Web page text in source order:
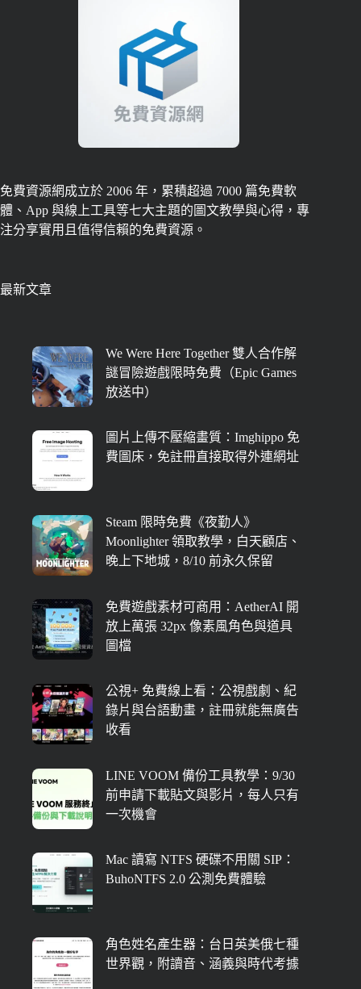
免費資源網成立於 2006 年，累積超過 7000 篇免費軟
體、App 與線上工具等七大主題的圖文教學與心得，專
注分享實用且值得信賴的免費資源。
最新文章
We Were Here Together 雙人合作解
謎冒險遊戲限時免費（Epic Games
放送中）
圖片上傳不壓縮畫質：Imghippo 免
費圖床，免註冊直接取得外連網址
Steam 限時免費《夜勤人》
Moonlighter 領取教學，白天顧店、
晚上下地城，8/10 前永久保留
免費遊戲素材可商用：AetherAI 開
放上萬張 32px 像素風角色與道具
圖檔
公視+ 免費線上看：公視戲劇、紀
錄片與台語動畫，註冊就能無廣告
收看
LINE VOOM 備份工具教學：9/30
前申請下載貼文與影片，每人只有
一次機會
Mac 讀寫 NTFS 硬碟不用關 SIP：
BuhoNTFS 2.0 公測免費體驗
角色姓名產生器：台日英美俄七種
世界觀，附讀音、涵義與時代考據